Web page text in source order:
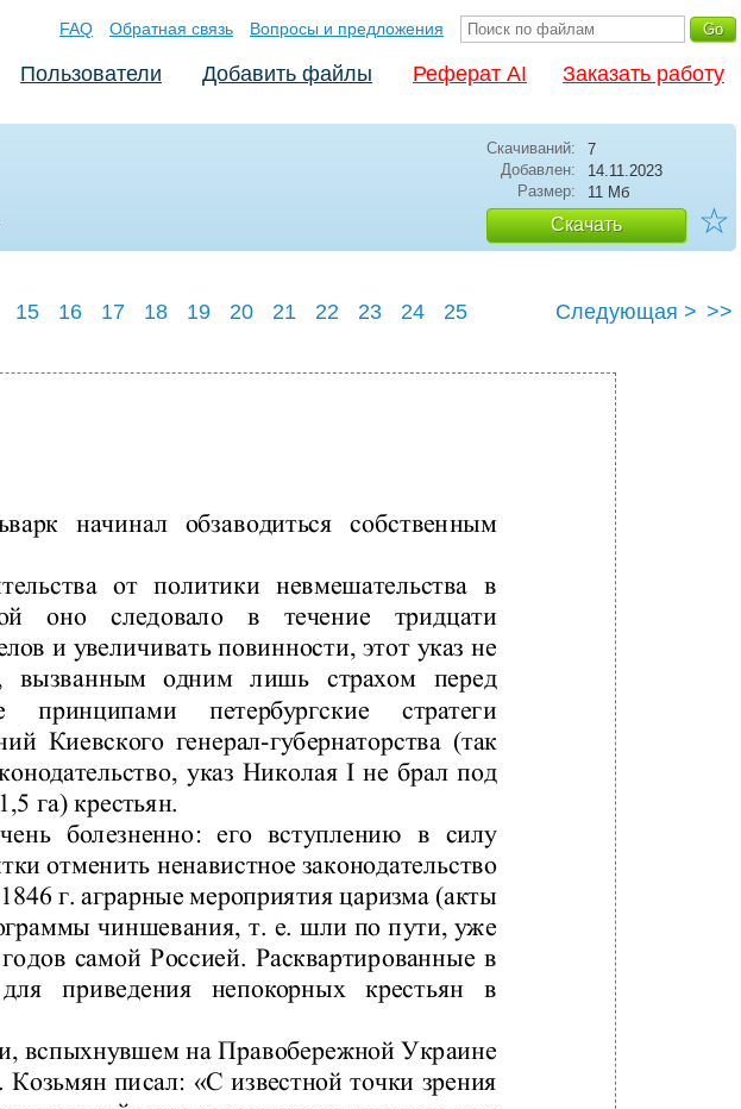
FAQ Обратная связь Вопросы и предложения
Пользователи Добавить файлы Реферат AI Заказать работу
Скачиваний:
7
Добавлен:
14.11.2023
Размер:
11 Мб
Скачать ☆
15 16 17 18 19 20 21 22 23 24 25 Следующая > >>